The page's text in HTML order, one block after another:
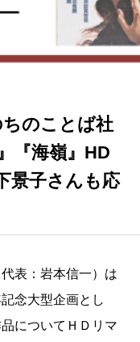
のことば社
『海嶺』HD
景子さんも応
表：岩本信一）は
念大型企画とし
についてＨＤリマ